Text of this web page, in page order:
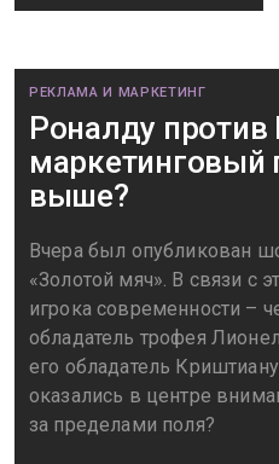
РЕКЛАМА И МАРКЕТИНГ
Роналду против
маркетинговый
выше?
Вчера был опубликован
«Золотой мяч». В связи с
игрока современности –
обладатель трофея
его обладатель
оказались в центре
за пределами поля?